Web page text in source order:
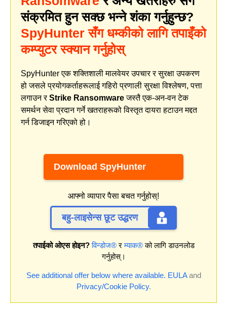
संक्रमित हुन सक्छ भन्ने शंका गर्नुहुन्छ?
SpyHunter सँग धम्कीको लागि तपाइँको
कम्प्युटर स्क्यान गर्नुहोस्
SpyHunter एक शक्तिशाली मालवेयर उपचार र सुरक्षा उपकरण
हो जसले प्रयोगकर्ताहरूलाई गहिरो प्रणाली सुरक्षा विश्लेषण, पत्ता
लगाउन रStrike Ransomwareजस्तै एक-अन-वन टेक
समर्थन सेवा प्रदान गर्ने खतराहरूको विस्तृत दायरा हटाउन मद्दत
गर्न डिजाइन गरिएको हो।
Download SpyHunter
आफ्नो व्यापार पैसा बचत गर्नुहोस्!
बहु-लाइसेन्स छूट उद्धरण
तपाईको ओएस होइन? विन्डोज®रम्याक®को लागि डाउनलोड
गर्नुहोस्।
See additional offer below where available. EULAand
Privacy/Cookie Policy.